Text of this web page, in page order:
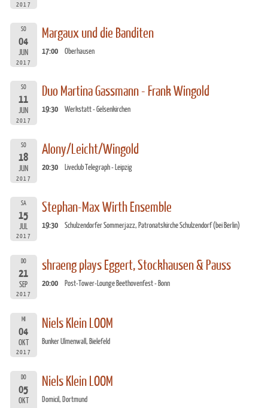
2017
SO
04
JUN
2017
Margaux und die Banditen
17:00 Oberhausen
SO
11
JUN
2017
Duo Martina Gassmann - Frank Wingold
19:30 Werkstatt - Gelsenkirchen
SO
18
JUN
2017
Alony/Leicht/Wingold
20:30 Liveclub Telegraph - Leipzig
SA
15
JUL
2017
Stephan-Max Wirth Ensemble
19:30 Schulzendorfer Sommerjazz, Patronatskirche Schulzendorf (bei Berlin)
DO
21
SEP
2017
shraeng plays Eggert, Stockhausen & Pauss
20:00 Post-Tower-Lounge Beethovenfest - Bonn
MI
04
OKT
2017
Niels Klein LOOM
Bunker Ulmenwall, Bielefeld
DO
05
OKT
Niels Klein LOOM
Domicil, Dortmund